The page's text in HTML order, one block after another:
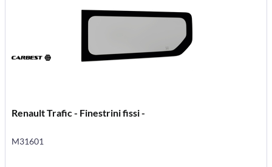
Renault Trafic - Finestrini fissi -
M31601